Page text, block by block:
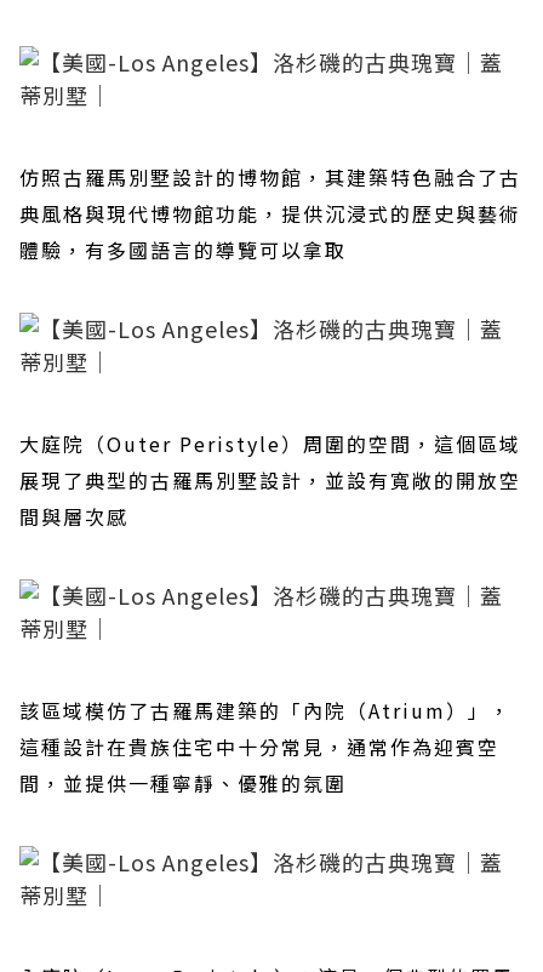
仿照古羅馬別墅設計的博物館，其建築特色融合了古
典風格與現代博物館功能，提供沉浸式的歷史與藝術
體驗，有多國語言的導覽可以拿取
大庭院（Outer Peristyle）周圍的空間，這個區域
展現了典型的古羅馬別墅設計，並設有寬敞的開放空
間與層次感
該區域模仿了古羅馬建築的「內院（Atrium）」，
這種設計在貴族住宅中十分常見，通常作為迎賓空
間，並提供一種寧靜、優雅的氛圍